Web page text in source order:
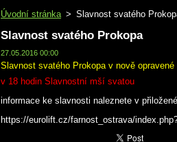
Úvodní stránka > Slavnost svatého
Slavnost svatého Prokopa
27.05.2016 00:00
Slavnost svatého Prokopa v nově opravené
v 18 hodin Slavnostní mší svatou
informace ke slavnosti naleznete v
https://eurolift.cz/farnost_ostrava/